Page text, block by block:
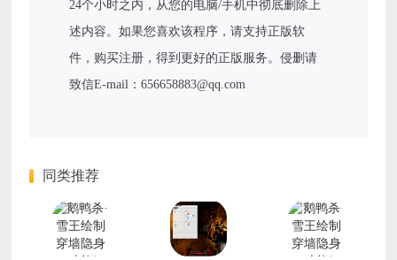
24个小时之内，从您的电脑/手机中彻底删除上
述内容。如果您喜欢该程序，请支持正版软
件，购买注册，得到更好的正版服务。侵删请
致信E-mail：656658883@qq.com
同类推荐